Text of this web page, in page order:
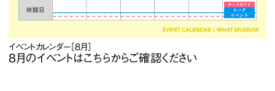
イベントカレンダー［8月］
8月のイベントはこちらからご確認ください